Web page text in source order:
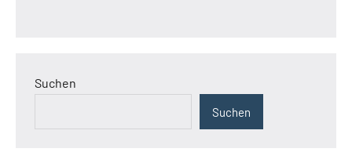
Suchen
Suchen